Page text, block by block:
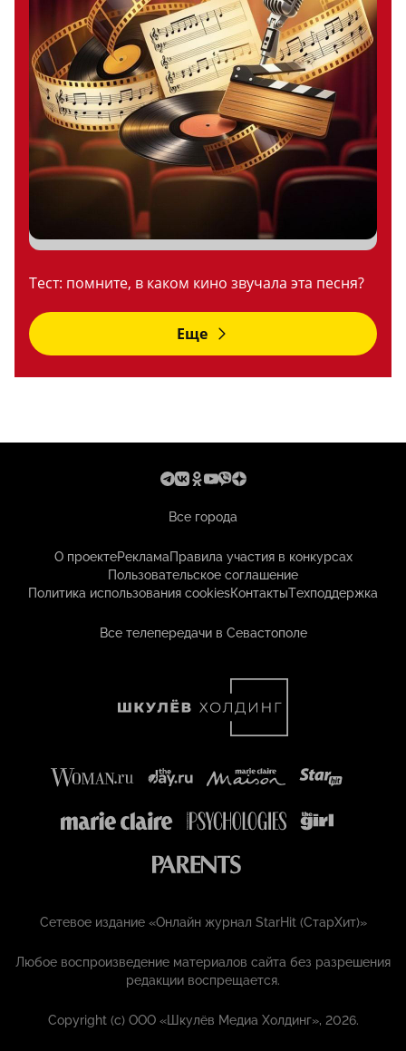
Тест: помните, в каком кино звучала эта песня?
Еще
Все города
О проектеРекламаПравила участия в конкурсах
Пользовательское соглашение
Политика использования cookiesКонтактыТехподдержка
Все телепередачи в Севастополе
Сетевое издание «Онлайн журнал StarHit (СтарХит)»
Любое воспроизведение материалов сайта без разрешения
редакции воспрещается.
Copyright (с) ООО «Шкулёв Медиа Холдинг», 2026.